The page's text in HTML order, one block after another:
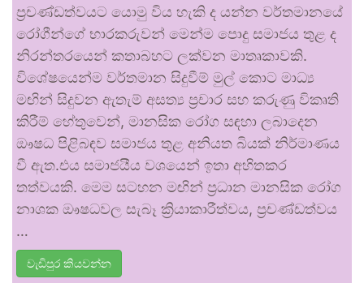
ප්‍රචණ්ඩත්වයට යොමු විය හැකි ද යන්න වර්තමානයේ
රෝගීන්ගේ භාරකරුවන් මෙන්ම පොදු සමාජය තුළ ද
නිරන්තරයෙන් කතාබහට ලක්වන මාතෘකාවකි.
විශේෂයෙන්ම වර්තමාන සිදුවීම් මුල් කොට මාධ්‍ය
මඟින් සිදුවන ඇතැම් අසත්‍ය ප්‍රචාර සහ කරුණු විකෘති
කිරීම් හේතුවෙන්, මානසික රෝග සඳහා ලබාදෙන
ඖෂධ පිළිබඳව සමාජය තුළ අනියත බියක් නිර්මාණය
වී ඇත.එය සමාජයීය වශයෙන් ඉතා අහිතකර
තත්වයකි. මෙම සටහන මඟින් ප්‍රධාන මානසික රෝග
නාශක ඖෂධවල සැබෑ ක්‍රියාකාරීත්වය, ප්‍රචණ්ඩත්වය
…
වැඩිපුර කියවන්න